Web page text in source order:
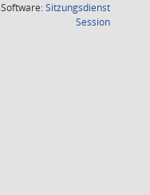
Software:Sitzungsdienst
Session(Wird in